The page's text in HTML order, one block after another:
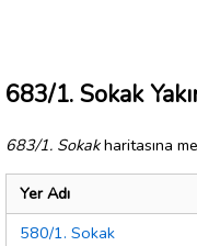
683/1. Sokak
683/1. Sokakharitasına
Yer Adı
580/1. Sokak